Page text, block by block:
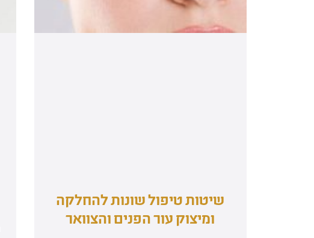
שיטות טיפול שונות להחלקה
ומיצוק עור הפנים והצוואר